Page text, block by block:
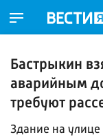
Бастрыкин
аварийным
требуют
Здание на